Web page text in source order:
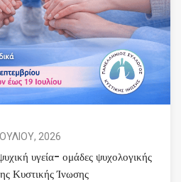
2026
υγεία- ομάδες ψυχολογικής
Κυστικής Ίνωσης